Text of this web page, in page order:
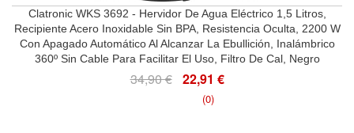
Clatronic WKS 3692 - Hervidor De Agua Eléctrico 1,5 Litros,
Recipiente Acero Inoxidable Sin BPA, Resistencia Oculta, 2200 W
Con Apagado Automático Al Alcanzar La Ebullición, Inalámbrico
360º Sin Cable Para Facilitar El Uso, Filtro De Cal, Negro
34,90 € 22,91 €
(0)